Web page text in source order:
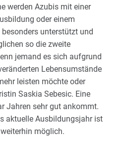
werden Azubis mit einer
oder einem
unterstützt und
so die zweite
jemand es sich aufgrund
Lebensumstände
leisten möchte oder
Saskia Sebesic. Eine
Jahren sehr gut ankommt.
aktuelle Ausbildungsjahr ist
möglich.